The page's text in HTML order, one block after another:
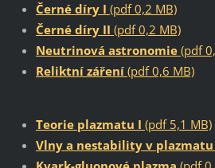
Černé díry I (pdf 0,2 MB)
Černé díry II (pdf 0,2 MB)
Neutrinová astronomie(pdf
Reliktní záření(pdf 0,6 MB)
Teorie plazmatu I (pdf 5,1 MB)
Vlny a nestability v plazmatu